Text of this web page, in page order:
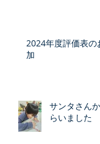
2024年度評価表の
加
サンタさん
らいました